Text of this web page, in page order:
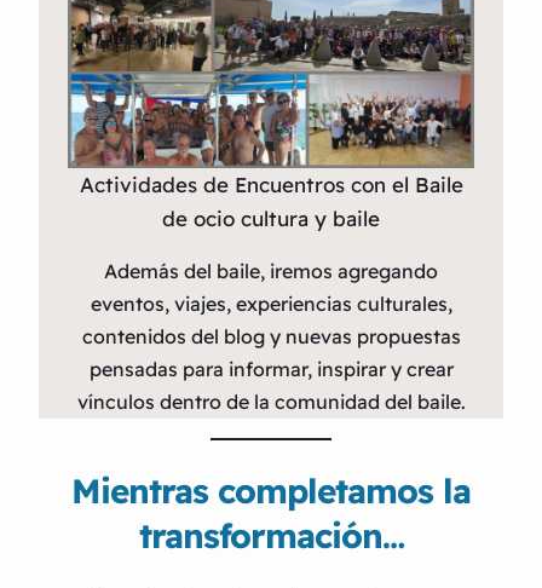
Actividades de Encuentros con el Baile
de ocio cultura y baile
Además del baile, iremos agregando
eventos, viajes, experiencias culturales,
contenidos del blog y nuevas propuestas
pensadas para informar, inspirar y crear
vínculos dentro de la comunidad del baile.
Mientras completamos la
transformación…